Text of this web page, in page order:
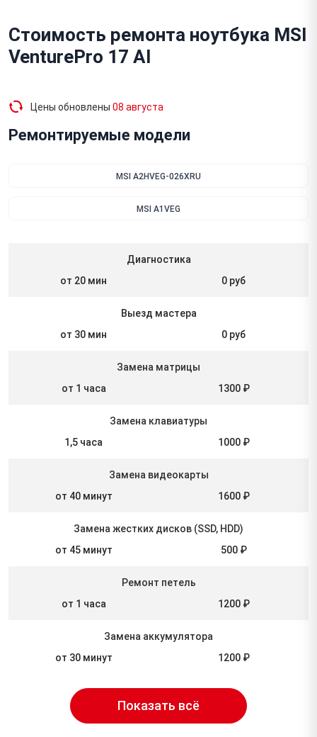
Стоимость ремонта ноутбука MSI
VenturePro 17 AI
Цены обновлены 08 августа
Ремонтируемые модели
MSI A2HVEG-026XRU
MSI A1VEG
Диагностика
от 20 мин
0 руб
Выезд мастера
от 30 мин
0 руб
Замена матрицы
от 1 часа
1300 ₽
Замена клавиатуры
1,5 часа
1000 ₽
Замена видеокарты
от 40 минут
1600 ₽
Замена жестких дисков (SSD, HDD)
от 45 минут
500 ₽
Ремонт петель
от 1 часа
1200 ₽
Замена аккумулятора
от 30 минут
1200 ₽
Показать всё